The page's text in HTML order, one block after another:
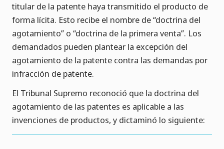
titular de la patente haya transmitido el producto de
forma lícita. Esto recibe el nombre de “doctrina del
agotamiento” o “doctrina de la primera venta”. Los
demandados pueden plantear la excepción del
agotamiento de la patente contra las demandas por
infracción de patente.
El Tribunal Supremo reconoció que la doctrina del
agotamiento de las patentes es aplicable a las
invenciones de productos, y dictaminó lo siguiente: